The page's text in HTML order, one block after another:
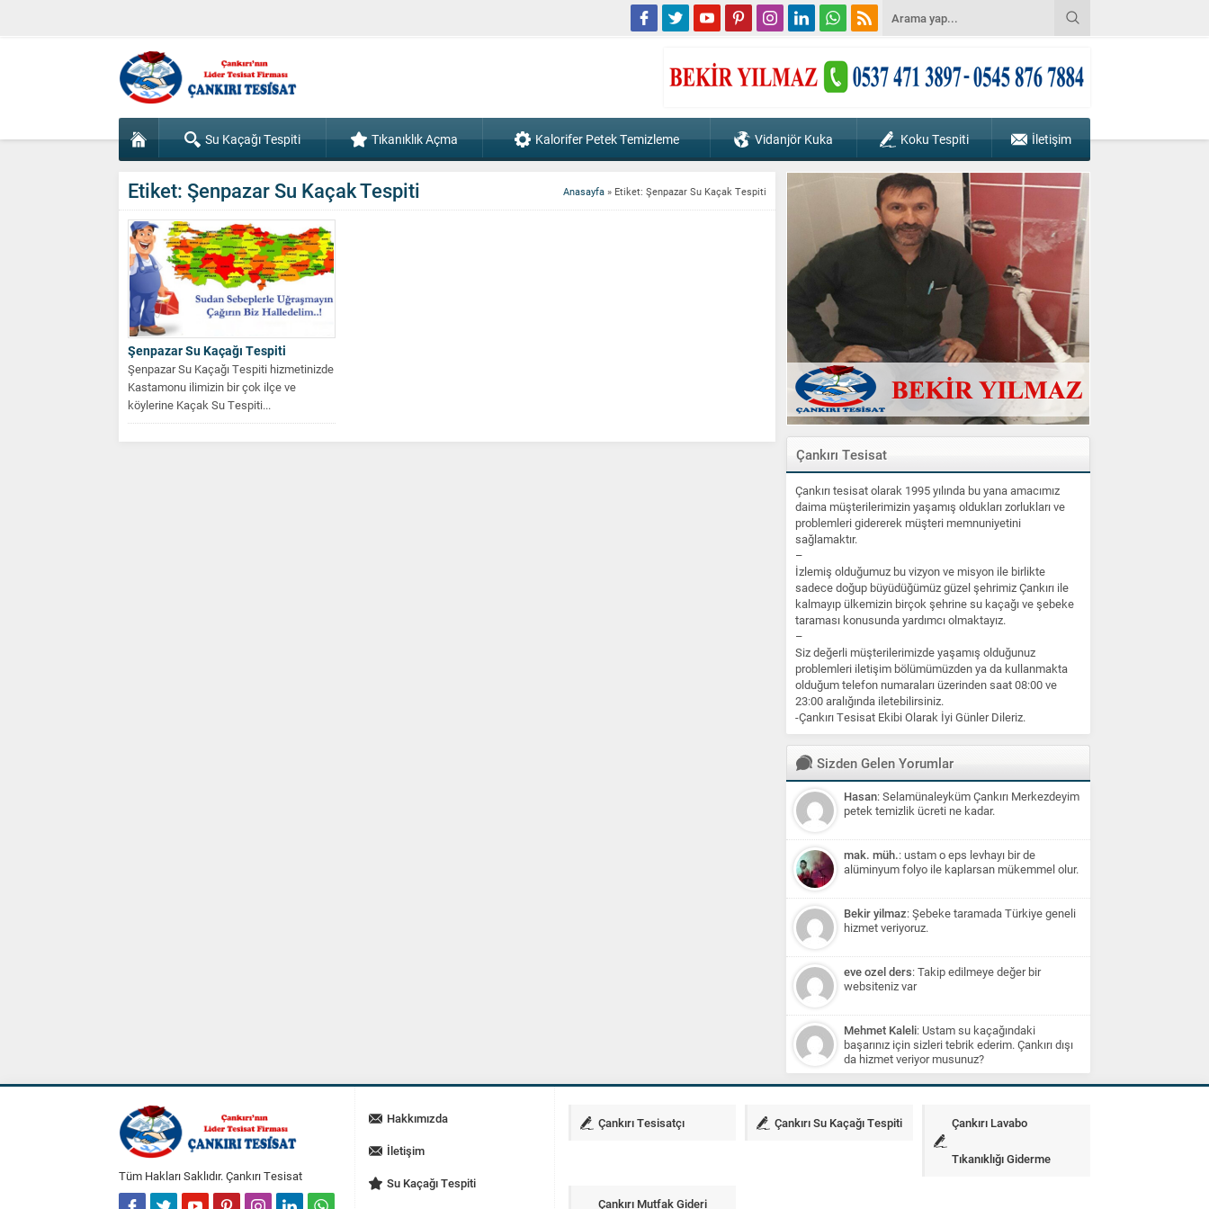
Su Kaçağı Tespiti Tıkanıklık Açma Kalorifer Petek Temizleme Vidanjör Kuka Koku Tespiti İletişim
Anasayfa » Etiket: Şenpazar Su Kaçak Tespiti
Etiket: Şenpazar Su Kaçak Tespiti
Şenpazar Su Kaçağı Tespiti
Şenpazar Su Kaçağı Tespiti hizmetinizde
Kastamonu ilimizin bir çok ilçe ve
köylerine Kaçak Su Tespiti...
Çankırı Tesisat
Çankırı tesisat olarak 1995 yılında bu yana amacımız
daima müşterilerimizin yaşamış oldukları zorlukları ve
problemleri gidererek müşteri memnuniyetini
sağlamaktır.
–
İzlemiş olduğumuz bu vizyon ve misyon ile birlikte
sadece doğup büyüdüğümüz güzel şehrimiz Çankırı ile
kalmayıp ülkemizin birçok şehrine su kaçağı ve şebeke
taraması konusunda yardımcı olmaktayız.
–
Siz değerli müşterilerimizde yaşamış olduğunuz
problemleri iletişim bölümümüzden ya da kullanmakta
olduğum telefon numaraları üzerinden saat 08:00 ve
23:00 aralığında iletebilirsiniz.
-Çankırı Tesisat Ekibi Olarak İyi Günler Dileriz.
Sizden Gelen Yorumlar
Hasan: Selamünaleyküm Çankırı Merkezdeyim
petek temizlik ücreti ne kadar.
mak. müh.: ustam o eps levhayı bir de
alüminyum folyo ile kaplarsan mükemmel olur.
Bekir yilmaz: Şebeke taramada Türkiye geneli
hizmet veriyoruz.
eve ozel ders: Takip edilmeye değer bir
websiteniz var
Mehmet Kaleli: Ustam su kaçağındaki
başarınız için sizleri tebrik ederim. Çankırı dışı
da hizmet veriyor musunuz?
Tüm Hakları Saklıdır. Çankırı Tesisat
Hakkımızda
İletişim
Su Kaçağı Tespiti
Çankırı Tesisatçı Çankırı Su Kaçağı Tespiti Çankırı Lavabo
Tıkanıklığı Giderme
Çankırı Mutfak Gideri